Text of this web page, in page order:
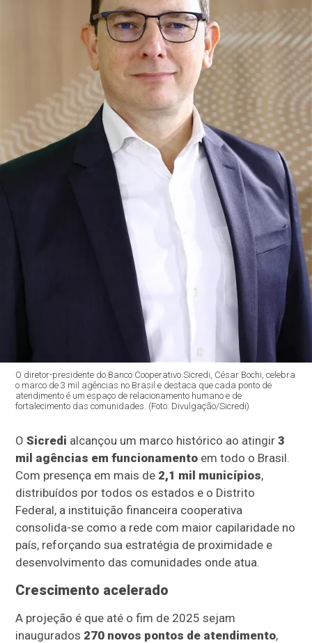
O diretor-presidente do Banco Cooperativo Sicredi, César Bochi, celebra
o marco de 3 mil agências no Brasil e destaca que cada ponto de
atendimento é um espaço de relacionamento humano e de
fortalecimento das comunidades. (Foto: Divulgação/Sicredi)
OSicredi alcançou um marco histórico ao atingir3
mil agências em funcionamento em todo o Brasil.
Com presença em mais de 2,1 mil municípios,
distribuídos por todos os estados e o Distrito
Federal, a instituição financeira cooperativa
consolida-se como a rede com maior capilaridade no
país, reforçando sua estratégia de proximidade e
desenvolvimento das comunidades onde atua.
Crescimento acelerado
A projeção é que até o fim de 2025 sejam
inaugurados 270 novos pontos de atendimento,